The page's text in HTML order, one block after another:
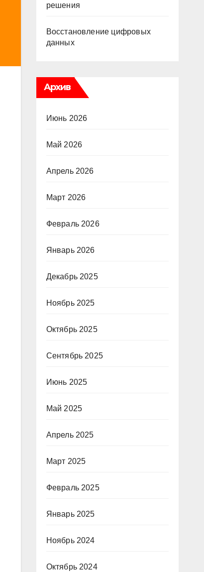
решения
Восстановление цифровых
данных
Архив
Июнь 2026
Май 2026
Апрель 2026
Март 2026
Февраль 2026
Январь 2026
Декабрь 2025
Ноябрь 2025
Октябрь 2025
Сентябрь 2025
Июнь 2025
Май 2025
Апрель 2025
Март 2025
Февраль 2025
Январь 2025
Ноябрь 2024
Октябрь 2024